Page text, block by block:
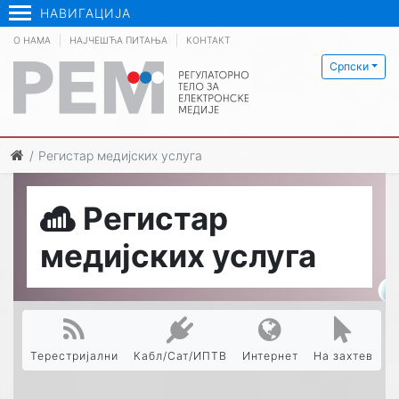
НАВИГАЦИЈА
Српски
О НАМА НАЈЧЕШЋА ПИТАЊА КОНТАКТ
Регистар медијских услуга
Регистар
медијских услуга
Терестријални Кабл/Сат/ИПТВ Интернет На захтев